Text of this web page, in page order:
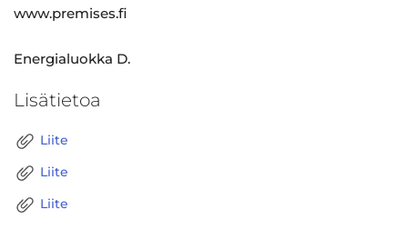
www.premises.fi
Energialuokka D.
Lisätietoa
Liite
Liite
Liite